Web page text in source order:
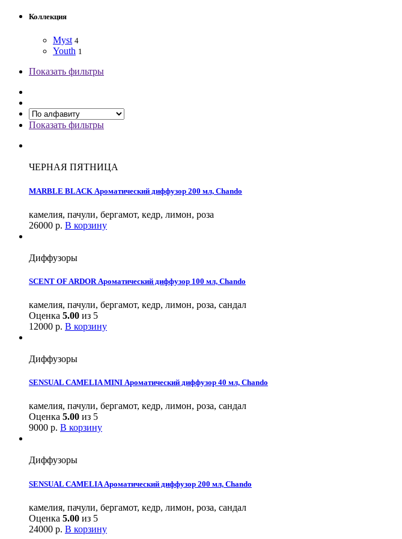
Коллекция
Myst 4
Youth 1
Показать фильтры
Показать фильтры
ЧЕРНАЯ ПЯТНИЦА
MARBLE BLACK Ароматический диффузор 200 мл, Chando
камелия, пачули, бергамот, кедр, лимон, роза
26000 р. В корзину
Диффузоры
SCENT OF ARDOR Ароматический диффузор 100 мл, Chando
камелия, пачули, бергамот, кедр, лимон, роза, сандал
Оценка 5.00 из 5
12000 р. В корзину
Диффузоры
SENSUAL CAMELIA MINI Ароматический диффузор 40 мл, Chando
камелия, пачули, бергамот, кедр, лимон, роза, сандал
Оценка 5.00 из 5
9000 р. В корзину
Диффузоры
SENSUAL CAMELIA Ароматический диффузор 200 мл, Chando
камелия, пачули, бергамот, кедр, лимон, роза, сандал
Оценка 5.00 из 5
24000 р. В корзину